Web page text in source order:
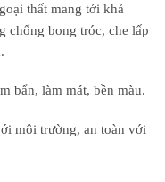
thất mang tới khả
chống bong tróc, che lấp
bẩn, làm mát, bền màu.
môi trường, an toàn với